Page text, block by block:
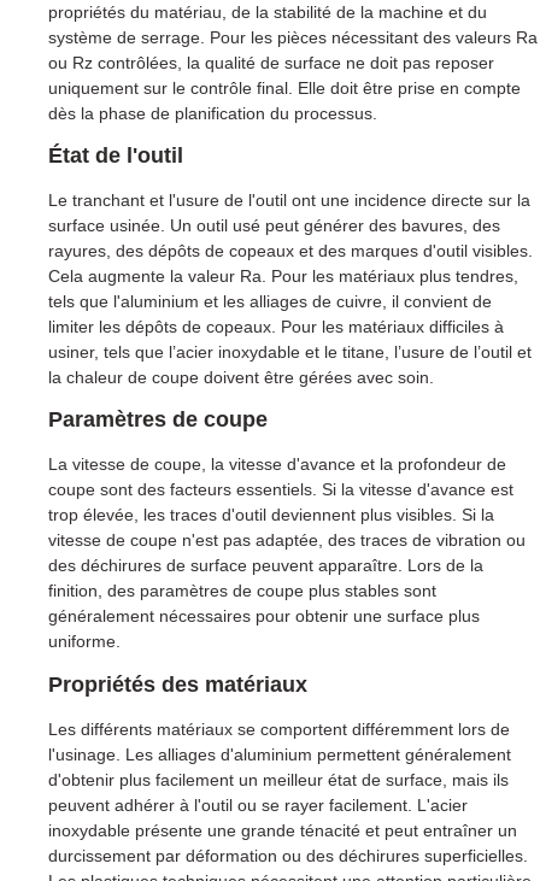
propriétés du matériau, de la stabilité de la machine et du
système de serrage. Pour les pièces nécessitant des valeurs Ra
ou Rz contrôlées, la qualité de surface ne doit pas reposer
uniquement sur le contrôle final. Elle doit être prise en compte
dès la phase de planification du processus.
État de l'outil
Le tranchant et l'usure de l'outil ont une incidence directe sur la
surface usinée. Un outil usé peut générer des bavures, des
rayures, des dépôts de copeaux et des marques d'outil visibles.
Cela augmente la valeur Ra. Pour les matériaux plus tendres,
tels que l'aluminium et les alliages de cuivre, il convient de
limiter les dépôts de copeaux. Pour les matériaux difficiles à
usiner, tels que l’acier inoxydable et le titane, l’usure de l’outil et
la chaleur de coupe doivent être gérées avec soin.
Paramètres de coupe
La vitesse de coupe, la vitesse d'avance et la profondeur de
coupe sont des facteurs essentiels. Si la vitesse d'avance est
trop élevée, les traces d'outil deviennent plus visibles. Si la
vitesse de coupe n'est pas adaptée, des traces de vibration ou
des déchirures de surface peuvent apparaître. Lors de la
finition, des paramètres de coupe plus stables sont
généralement nécessaires pour obtenir une surface plus
uniforme.
Propriétés des matériaux
Les différents matériaux se comportent différemment lors de
l'usinage. Les alliages d'aluminium permettent généralement
d'obtenir plus facilement un meilleur état de surface, mais ils
peuvent adhérer à l'outil ou se rayer facilement. L'acier
inoxydable présente une grande ténacité et peut entraîner un
durcissement par déformation ou des déchirures superficielles.